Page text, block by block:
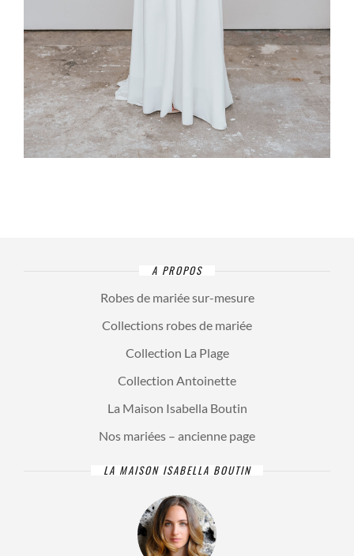
A PROPOS
Robes de mariée sur-mesure
Collections robes de mariée
Collection La Plage
Collection Antoinette
La Maison Isabella Boutin
Nos mariées – ancienne page
LA MAISON ISABELLA BOUTIN